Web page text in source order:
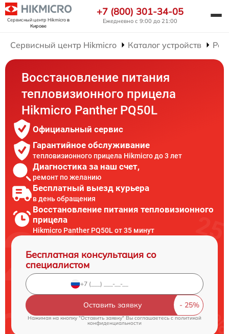
Сервисный центр Hikmicroв
Кирове
+7 (800) 301-34-05
Ежедневно с 9:00 до 21:00
Сервисный центр Hikmicro Каталог устройств
Восстановление питания
тепловизионного прицела
Hikmicro Panther PQ50L
Официальный сервис
Гарантийное обслуживание
тепловизионного прицела Hikmicro до 3 лет
Диагностика за наш счет,
ремонт по желанию
Бесплатный выезд курьера
в день обращения
Восстановление питания тепловизионного
прицела
Hikmicro Panther PQ50L от 35 минут
Бесплатная консультация со
специалистом
Оставить заявку
Нажимая на кнопку "Оставить заявку" Вы соглашаетесь cполитикой
конфиденциальности